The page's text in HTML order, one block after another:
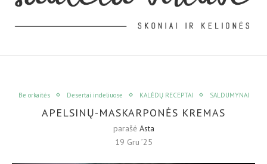
Be orkaitės Desertai indeliuose KALĖDŲ RECEPTAI SALDUMYNAI
APELSINŲ-MASKARPONĖS KREMAS
parašė Asta
19 Gru ’25